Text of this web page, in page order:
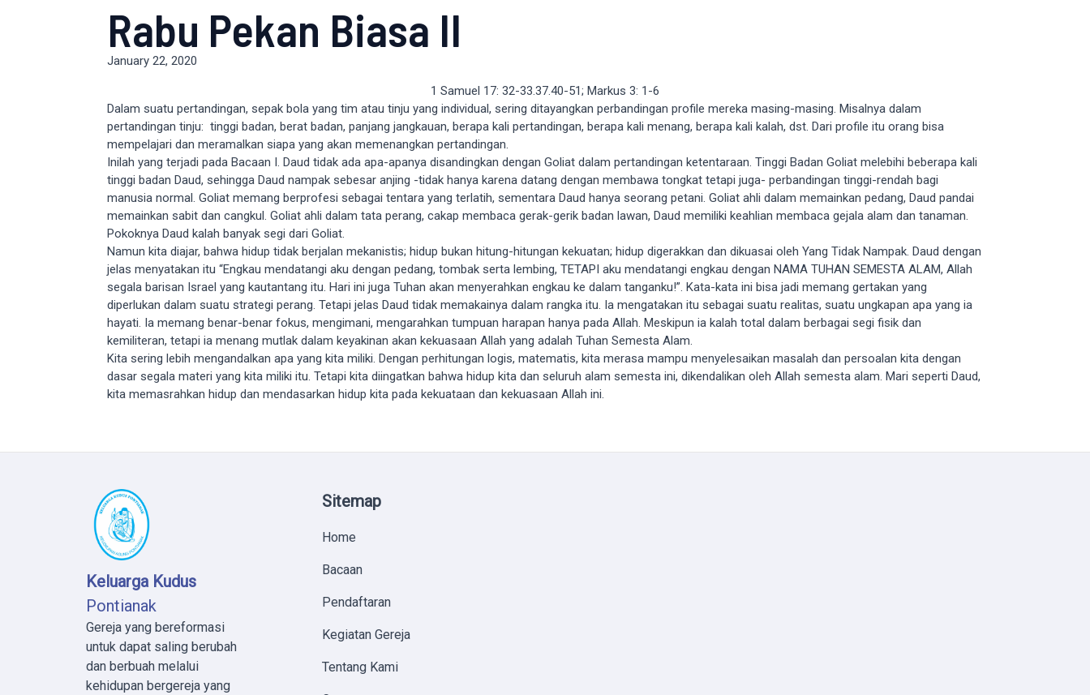
Rabu Pekan Biasa II
January 22, 2020
1 Samuel 17: 32-33.37.40-51; Markus 3: 1-6
Dalam suatu pertandingan, sepak bola yang tim atau tinju yang individual, sering ditayangkan perbandingan profile mereka masing-masing. Misalnya dalam
pertandingan tinju: tinggi badan, berat badan, panjang jangkauan, berapa kali pertandingan, berapa kali menang, berapa kali kalah, dst. Dari profile itu orang bisa
mempelajari dan meramalkan siapa yang akan memenangkan pertandingan.
Inilah yang terjadi pada Bacaan I. Daud tidak ada apa-apanya disandingkan dengan Goliat dalam pertandingan ketentaraan. Tinggi Badan Goliat melebihi beberapa kali
tinggi badan Daud, sehingga Daud nampak sebesar anjing -tidak hanya karena datang dengan membawa tongkat tetapi juga- perbandingan tinggi-rendah bagi
manusia normal. Goliat memang berprofesi sebagai tentara yang terlatih, sementara Daud hanya seorang petani. Goliat ahli dalam memainkan pedang, Daud pandai
memainkan sabit dan cangkul. Goliat ahli dalam tata perang, cakap membaca gerak-gerik badan lawan, Daud memiliki keahlian membaca gejala alam dan tanaman.
Pokoknya Daud kalah banyak segi dari Goliat.
Namun kita diajar, bahwa hidup tidak berjalan mekanistis; hidup bukan hitung-hitungan kekuatan; hidup digerakkan dan dikuasai oleh Yang Tidak Nampak. Daud dengan
jelas menyatakan itu “Engkau mendatangi aku dengan pedang, tombak serta lembing, TETAPI aku mendatangi engkau dengan NAMA TUHAN SEMESTA ALAM, Allah
segala barisan Israel yang kautantang itu. Hari ini juga Tuhan akan menyerahkan engkau ke dalam tanganku!”. Kata-kata ini bisa jadi memang gertakan yang
diperlukan dalam suatu strategi perang. Tetapi jelas Daud tidak memakainya dalam rangka itu. Ia mengatakan itu sebagai suatu realitas, suatu ungkapan apa yang ia
hayati. Ia memang benar-benar fokus, mengimani, mengarahkan tumpuan harapan hanya pada Allah. Meskipun ia kalah total dalam berbagai segi fisik dan
kemiliteran, tetapi ia menang mutlak dalam keyakinan akan kekuasaan Allah yang adalah Tuhan Semesta Alam.
Kita sering lebih mengandalkan apa yang kita miliki. Dengan perhitungan logis, matematis, kita merasa mampu menyelesaikan masalah dan persoalan kita dengan
dasar segala materi yang kita miliki itu. Tetapi kita diingatkan bahwa hidup kita dan seluruh alam semesta ini, dikendalikan oleh Allah semesta alam. Mari seperti Daud,
kita memasrahkan hidup dan mendasarkan hidup kita pada kekuataan dan kekuasaan Allah ini.
Keluarga Kudus
Pontianak
Gereja yang bereformasi
untuk dapat saling berubah
dan berbuah melalui
kehidupan bergereja yang
Sitemap
Home
Bacaan
Pendaftaran
Kegiatan Gereja
Tentang Kami